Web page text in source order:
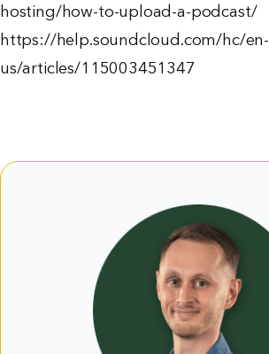
hosting/how-to-upload-a-podcast/
https://help.soundcloud.com/hc/en-
us/articles/115003451347